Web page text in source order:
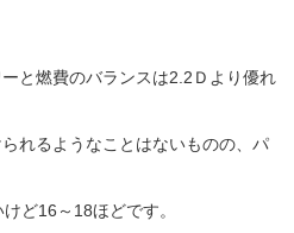
と燃費のバランスは2.2Ｄより優れ
れるようなことはないものの、パ
ど16～18ほどです。